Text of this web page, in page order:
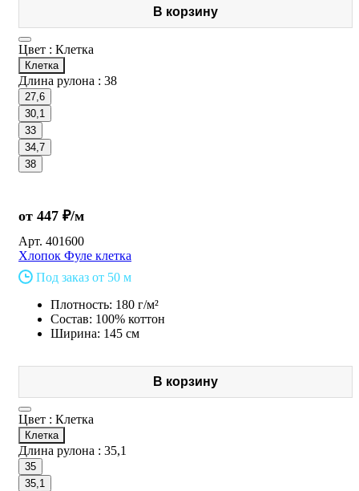
В корзину
Цвет : Клетка
Клетка
Длина рулона : 38
27,6
30,1
33
34,7
38
от 447 ₽/м
Арт. 401600
Хлопок Фуле клетка
Под заказ от 50 м
Плотность: 180 г/м²
Состав: 100% коттон
Ширина: 145 см
В корзину
Цвет : Клетка
Клетка
Длина рулона : 35,1
35
35,1